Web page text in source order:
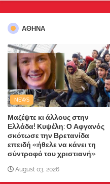
ΑΘΗΝΑ
NEWS
Μαζέψτε κι άλλους στην
Ελλάδα! Κυψέλη: Ο Αφγανός
σκότωσε την Βρετανίδα
επειδή «ήθελε να κάνει τη
σύντροφό του χριστιανή»
August 03, 2026